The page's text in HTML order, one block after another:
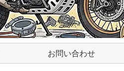
お問い合わせ